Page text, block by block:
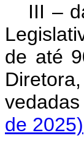
III –
de até
de 2025)